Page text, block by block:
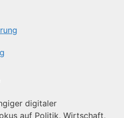
digitaler
auf Politik, Wirtschaft,